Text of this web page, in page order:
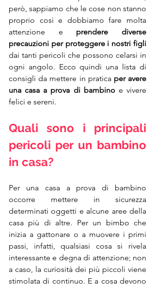
però, sappiamo che le cose non stanno
proprio così e dobbiamo fare molta
attenzione e prendere diverse
precauzioni per proteggere i nostri figli
dai tanti pericoli che possono celarsi in
ogni angolo. Ecco quindi una lista di
consigli da mettere in pratica per avere
una casa a prova di bambino e vivere
felici e sereni.
Quali sono i principali
pericoli per un bambino
in casa?
Per una casa a prova di bambino
occorre mettere in sicurezza
determinati oggetti e alcune aree della
casa più di altre. Per un bimbo che
inizia a gattonare o a muovere i primi
passi, infatti, qualsiasi cosa si rivela
interessante e degna di attenzione; non
a caso, la curiosità dei più piccoli viene
stimolata di continuo. E a cosa devono